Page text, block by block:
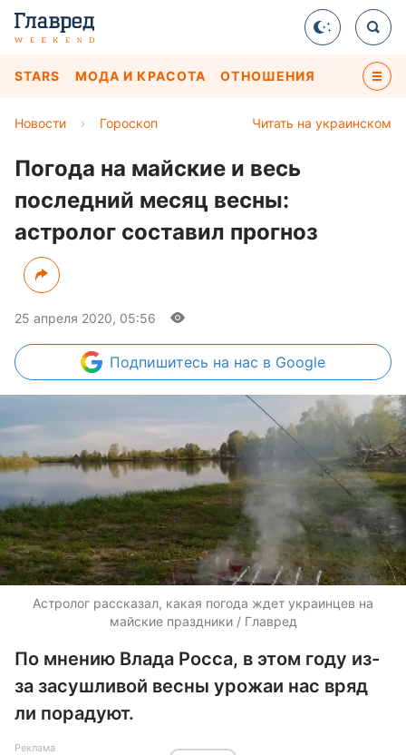
STARS МОДА И КРАСОТА ОТНОШЕНИЯ
Читать на украинском
Новости › Гороскоп
Погода на майские и весь
последний месяц весны:
астролог составил прогноз
25 апреля 2020, 05:56
Подпишитесь на нас в Google
Астролог рассказал, какая погода ждет украинцев на
майские праздники / Главред
По мнению Влада Росса, в этом году из-
за засушливой весны урожаи нас вряд
ли порадуют.
Реклама